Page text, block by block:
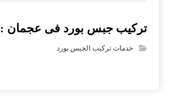
تركيب جبس بورد فى عجمان : 0565930521
خدمات تركيب الجبس بورد